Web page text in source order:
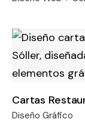
Cartas
Diseño Gráfico